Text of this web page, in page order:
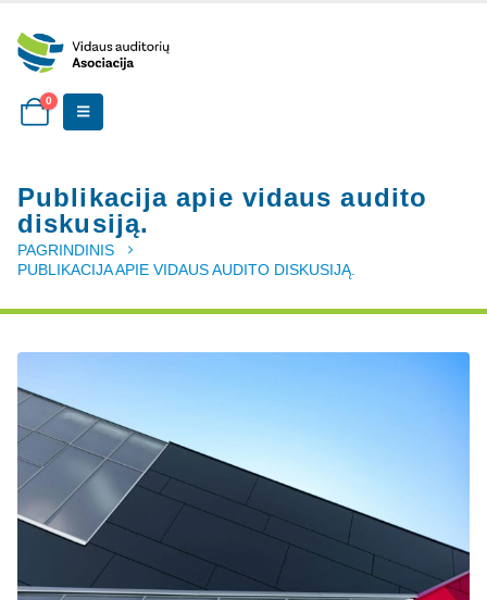
0
Publikacija apie vidaus audito
diskusiją.
PAGRINDINIS
PUBLIKACIJA APIE VIDAUS AUDITO DISKUSIJĄ.